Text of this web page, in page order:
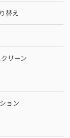
替え
リーン
ョン